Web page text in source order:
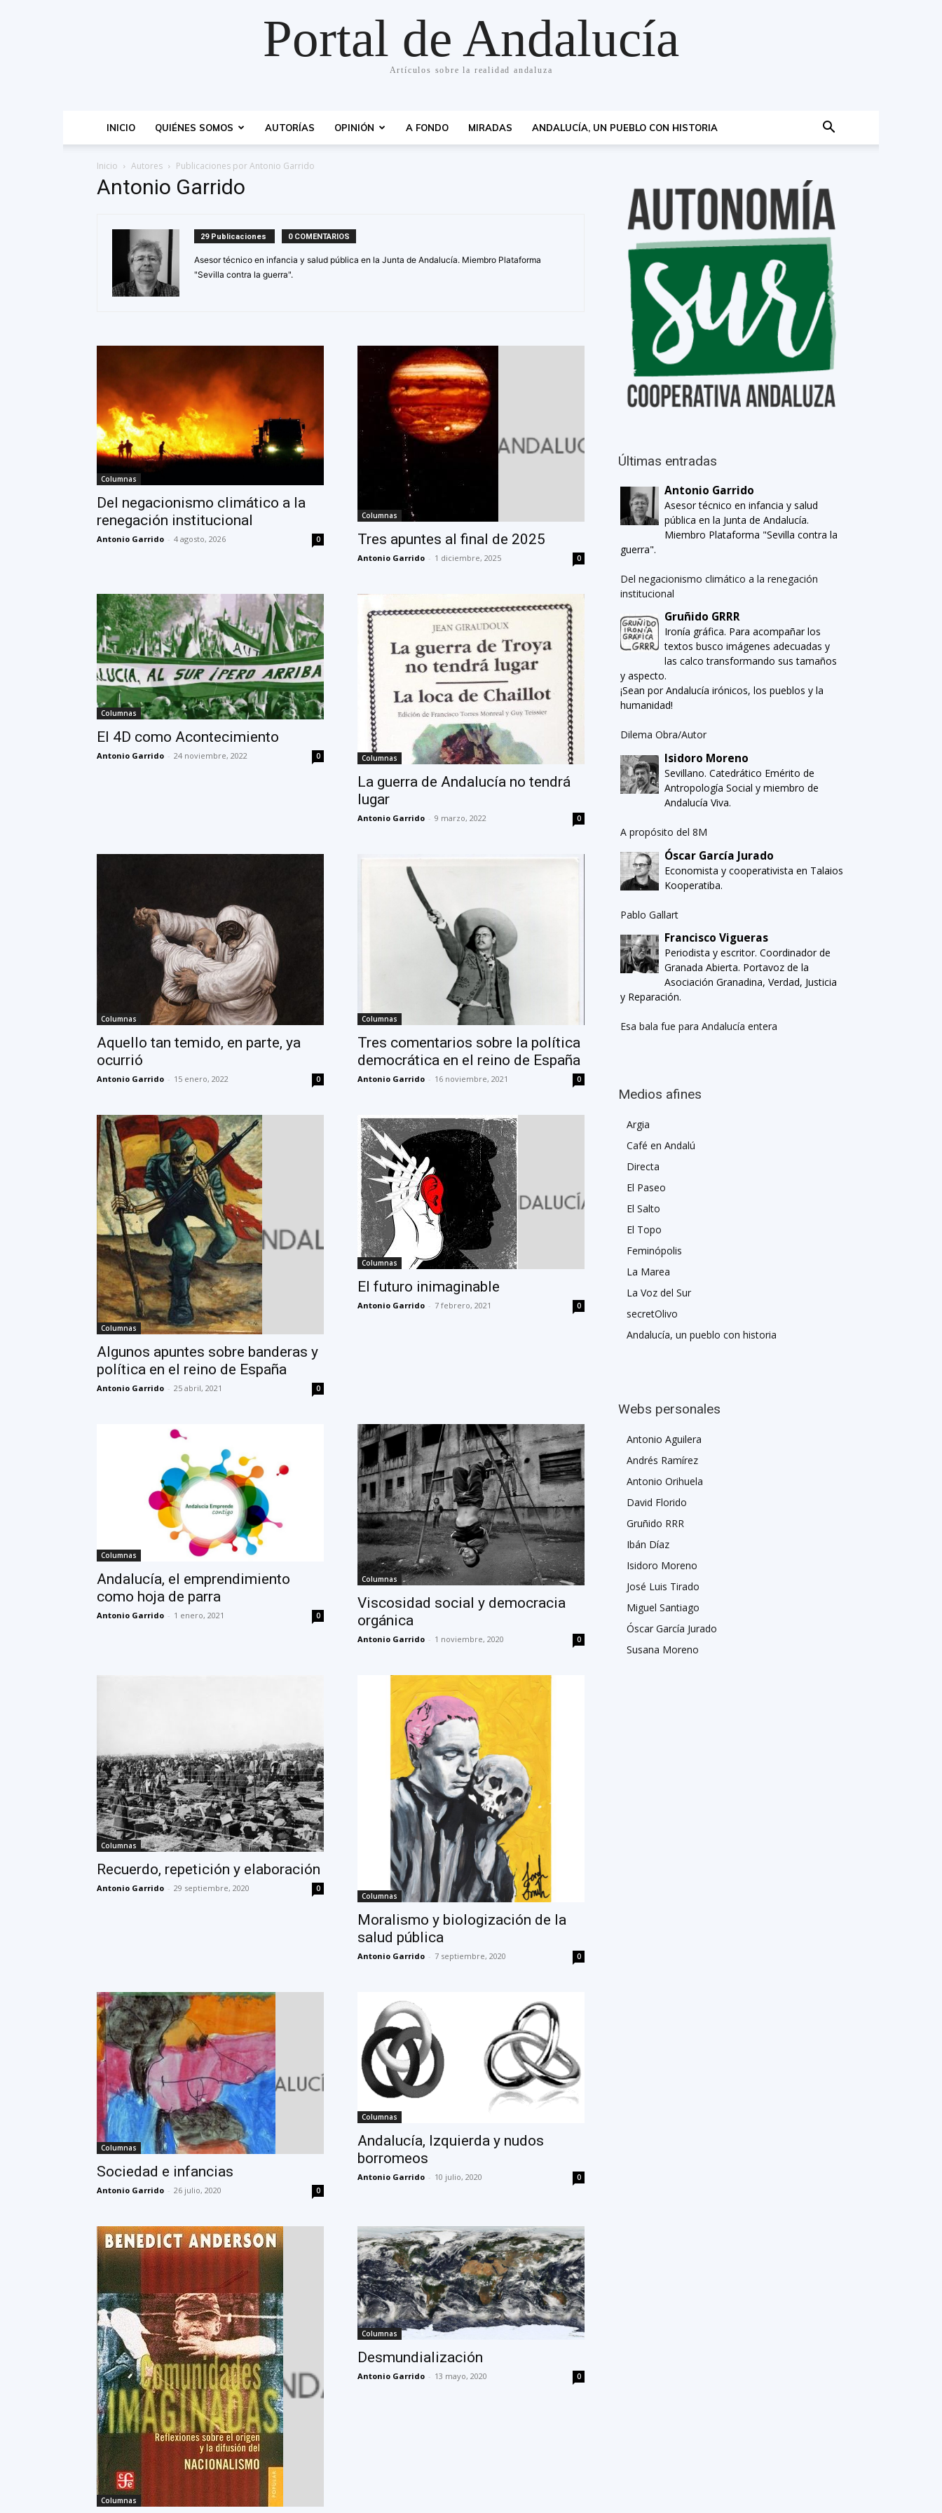
Portal de Andalucía
Artículos sobre la realidad andaluza
INICIO QUIÉNES SOMOS AUTORÍAS OPINIÓN A FONDO MIRADAS ANDALUCÍA, UN PUEBLO CON HISTORIA
Inicio Autores Publicaciones por Antonio Garrido
Antonio Garrido
29 Publicaciones 0 COMENTARIOS
Asesor técnico en infancia y salud pública en la Junta de Andalucía. Miembro Plataforma
"Sevilla contra la guerra".
Columnas
Del negacionismo climático a la
renegación institucional
Antonio Garrido - 4 agosto, 2026 0
Columnas
Tres apuntes al final de 2025
Antonio Garrido - 1 diciembre, 2025 0
Columnas
El 4D como Acontecimiento
Antonio Garrido - 24 noviembre, 2022 0 Columnas
La guerra de Andalucía no tendrá
lugar
Antonio Garrido - 9 marzo, 2022 0
Columnas
Aquello tan temido, en parte, ya
ocurrió
Antonio Garrido - 15 enero, 2022 0
Columnas
Tres comentarios sobre la política
democrática en el reino de España
Antonio Garrido - 16 noviembre, 2021 0
Columnas
Algunos apuntes sobre banderas y
política en el reino de España
Antonio Garrido - 25 abril, 2021 0
Columnas
El futuro inimaginable
Antonio Garrido - 7 febrero, 2021 0
Columnas
Andalucía, el emprendimiento
como hoja de parra
Antonio Garrido - 1 enero, 2021 0
Columnas
Viscosidad social y democracia
orgánica
Antonio Garrido - 1 noviembre, 2020 0
Columnas
Recuerdo, repetición y elaboración
Antonio Garrido - 29 septiembre, 2020 0
Columnas
Moralismo y biologización de la
salud pública
Antonio Garrido - 7 septiembre, 2020 0
Columnas
Sociedad e infancias
Antonio Garrido - 26 julio, 2020 0
Columnas
Andalucía, Izquierda y nudos
borromeos
Antonio Garrido - 10 julio, 2020 0
Columnas
Columnas
Desmundialización
Antonio Garrido - 13 mayo, 2020 0
Últimas entradas
Antonio Garrido
Asesor técnico en infancia y salud
pública en la Junta de Andalucía.
Miembro Plataforma "Sevilla contra la
guerra".
Del negacionismo climático a la renegación
institucional
Gruñido GRRR
Ironía gráfica. Para acompañar los
textos busco imágenes adecuadas y
las calco transformando sus tamaños
y aspecto.
¡Sean por Andalucía irónicos, los pueblos y la
humanidad!
Dilema Obra/Autor
Isidoro Moreno
Sevillano. Catedrático Emérito de
Antropología Social y miembro de
Andalucía Viva.
A propósito del 8M
Óscar García Jurado
Economista y cooperativista en Talaios
Kooperatiba.
Pablo Gallart
Francisco Vigueras
Periodista y escritor. Coordinador de
Granada Abierta. Portavoz de la
Asociación Granadina, Verdad, Justicia
y Reparación.
Esa bala fue para Andalucía entera
Medios afines
Argia
Café en Andalú
Directa
El Paseo
El Salto
El Topo
Feminópolis
La Marea
La Voz del Sur
secretOlivo
Andalucía, un pueblo con historia
Webs personales
Antonio Aguilera
Andrés Ramírez
Antonio Orihuela
David Florido
Gruñido RRR
Ibán Díaz
Isidoro Moreno
José Luis Tirado
Miguel Santiago
Óscar García Jurado
Susana Moreno